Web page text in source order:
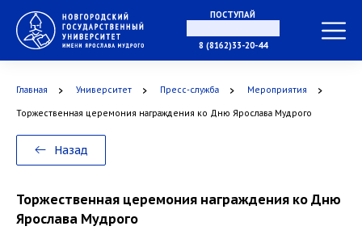
ПОСТУПАЙ
В АСПИРАНТУРУ
8 (8162)33-20-44
Главная Университет Пресс-служба Мероприятия
Торжественная церемония награждения ко Дню Ярослава Мудрого
Назад
Торжественная церемония награждения ко Дню
Ярослава Мудрого